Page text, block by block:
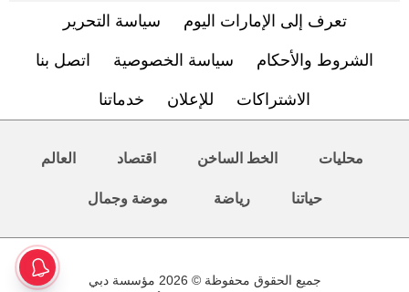
تعرف إلى الإمارات اليوم سياسة التحرير
الشروط والأحكام سياسة الخصوصية اتصل بنا
الاشتراكات للإعلان خدماتنا
محليات الخط الساخن اقتصاد العالم
حياتنا رياضة موضة وجمال
جميع الحقوق محفوظة © 2026 مؤسسة دبي